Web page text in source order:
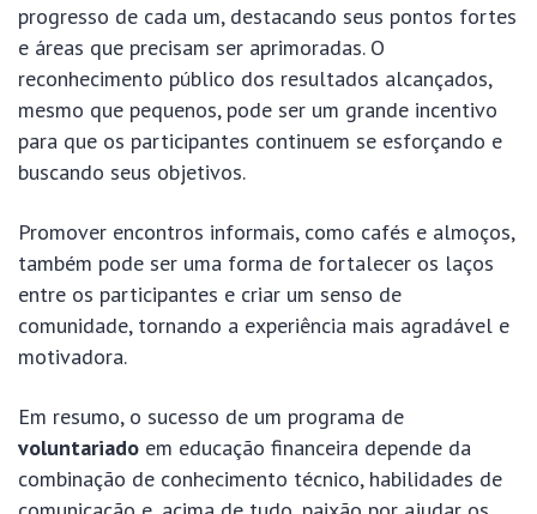
progresso de cada um, destacando seus pontos fortes
e áreas que precisam ser aprimoradas. O
reconhecimento público dos resultados alcançados,
mesmo que pequenos, pode ser um grande incentivo
para que os participantes continuem se esforçando e
buscando seus objetivos.
Promover encontros informais, como cafés e almoços,
também pode ser uma forma de fortalecer os laços
entre os participantes e criar um senso de
comunidade, tornando a experiência mais agradável e
motivadora.
Em resumo, o sucesso de um programa de
voluntariado em educação financeira depende da
combinação de conhecimento técnico, habilidades de